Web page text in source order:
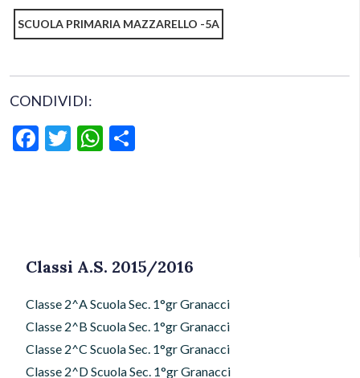
SCUOLA PRIMARIA MAZZARELLO -5A
CONDIVIDI:
Facebook
TwitterWhatsApp
Classi A.S. 2015/2016
Classe 2^A Scuola Sec. 1°gr Granacci
Classe 2^B Scuola Sec. 1°gr Granacci
Classe 2^C Scuola Sec. 1°gr Granacci
Classe 2^D Scuola Sec. 1°gr Granacci